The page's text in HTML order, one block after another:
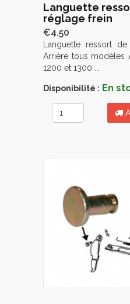
Languette
réglage frein
€4.50
Languette ressort
Arrière tous modèles
1200 et 1300 ...
Disponibilité : En